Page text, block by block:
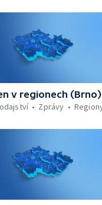
v regionech (Brno)
Zprávy